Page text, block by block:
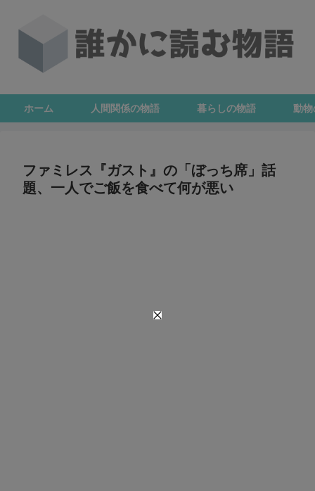
ホーム 人間関係の物語 暮らしの物語 動
ファミレス『ガスト』の「ぼっち席」話
題、一人でご飯を食べて何が悪い